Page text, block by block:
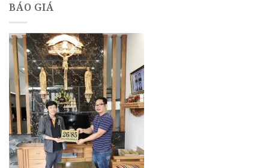
BÁO GIÁ